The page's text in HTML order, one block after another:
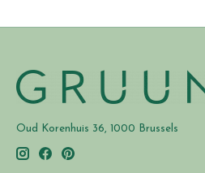
Oud Korenhuis 36, 1000 Brussels